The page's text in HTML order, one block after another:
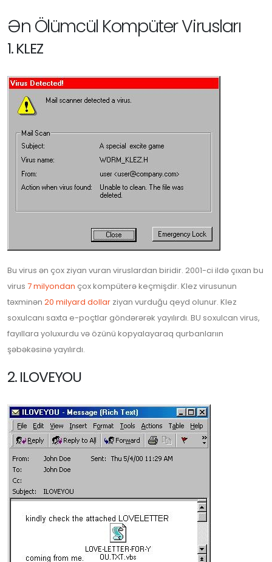
Ən Ölümcül Kompüter Virusları
1. KLEZ
Bu virus ən çox ziyan vuran viruslardan biridir. 2001-ci ildə çıxan bu
virus 7 milyondan çox kompüterə keçmişdir. Klez virusunun
təxminən 20 milyard dollar ziyan vurduğu qeyd olunur. Klez
soxulcanı saxta e-poçtlar göndərərək yayılırdı. BU soxulcan virus,
fayıllara yoluxurdu və özünü kopyalayaraq qurbanlarıın
şəbəkəsinə yayılırdı.
2. ILOVEYOU